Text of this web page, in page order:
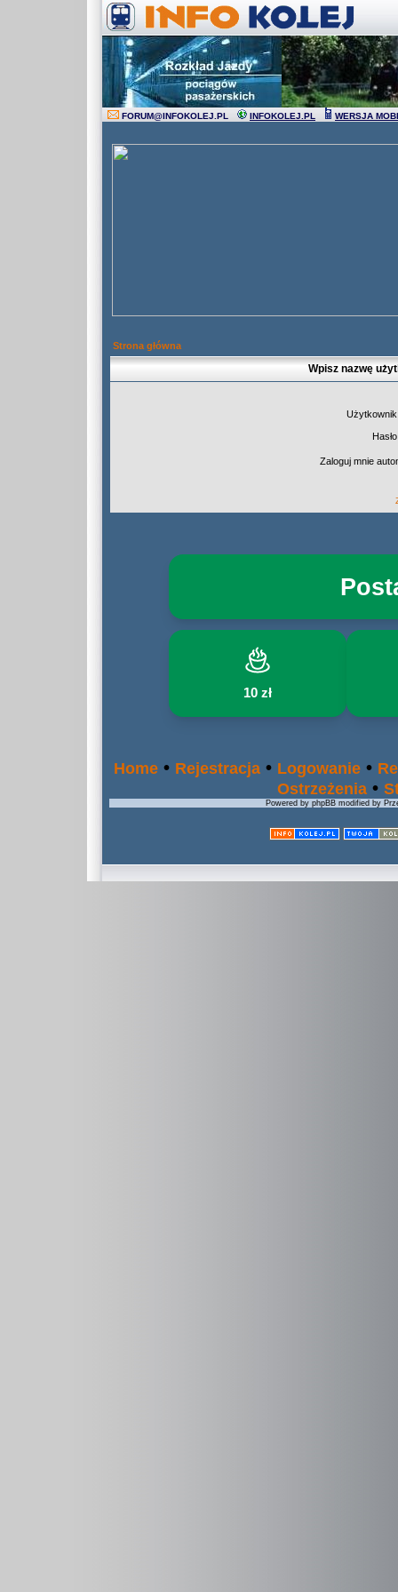
FORUM@INFOKOLEJ.PL INFOKOLEJ.PL WERSJA
Strona główna
Wpisz nazwę
Zaloguj mnie
10 zł
Home • Rejestracja • Logowanie •
Ostrzeżenia •
Powered by phpBB modified by